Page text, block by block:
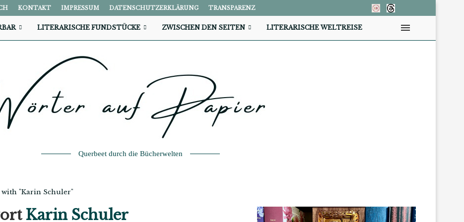
KONTAKT IMPRESSUM DATENSCHUTZERKLÄRUNG TRANSPARENZ
LITERARISCHE FUNDSTÜCKE ZWISCHEN DEN SEITEN LITERARISCHE WELTREISE
Querbeet durch die Bücherwelten
with "Karin Schuler"
Karin Schuler